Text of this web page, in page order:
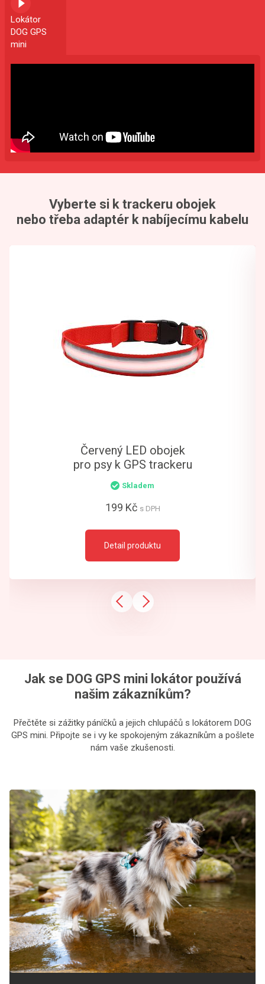
Lokátor
DOG GPS
mini
Vyberte si k trackeru obojek
nebo třeba adaptér k nabíjecímu kabelu
Červený LED obojek
pro psy k GPS trackeru
Skladem
199 Kč s DPH
Detail produktu
Jak se DOG GPS mini lokátor používá
našim zákazníkům?
Přečtěte si zážitky páníčků a jejich chlupáčů s lokátorem DOG
GPS mini. Připojte se i vy ke spokojeným zákazníkům a pošlete
nám vaše zkušenosti.